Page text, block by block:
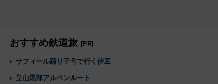
おすすめ鉄道旅 [PR]
サフィール踊り子号で行く伊豆
立山黒部アルペンルート